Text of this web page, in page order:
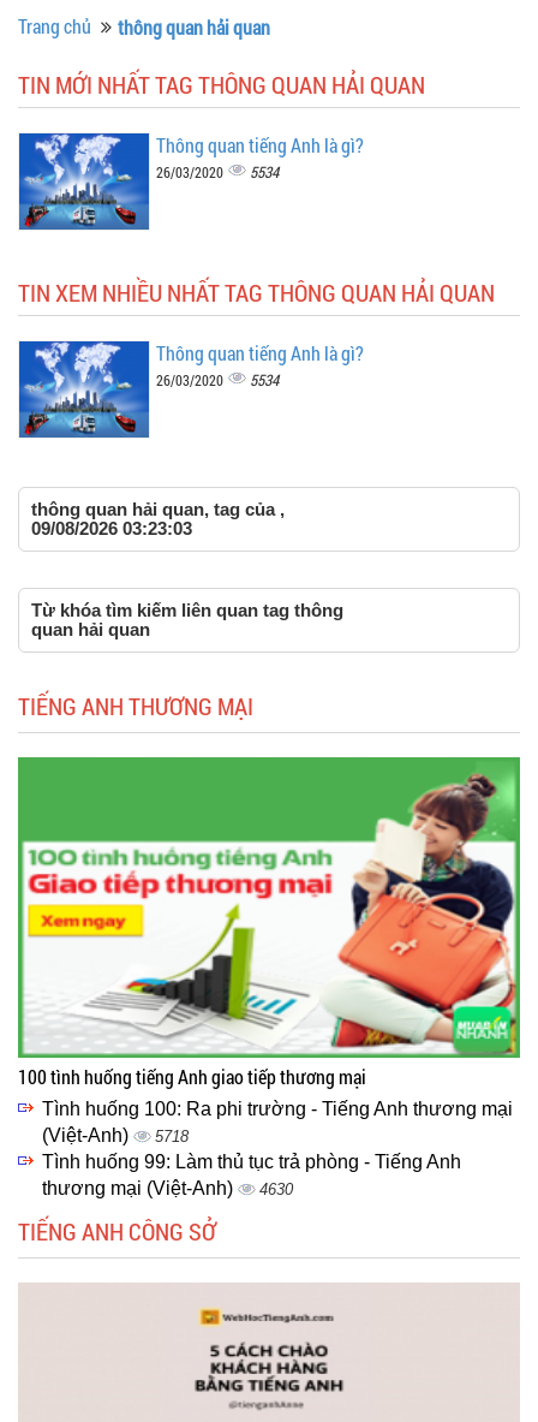
Trang chủ thông quan hải quan
TIN MỚI NHẤT TAG THÔNG QUAN HẢI QUAN
Thông quan tiếng Anh là gì?
26/03/2020 5534
TIN XEM NHIỀU NHẤT TAG THÔNG QUAN HẢI QUAN
Thông quan tiếng Anh là gì?
26/03/2020 5534
thông quan hải quan, tag của ,
09/08/2026 03:23:03
Từ khóa tìm kiếm liên quan tag thông
quan hải quan
TIẾNG ANH THƯƠNG MẠI
100 tình huống tiếng Anh giao tiếp thương mại
Tình huống 100: Ra phi trường - Tiếng Anh thương mại
(Việt-Anh)
5718
Tình huống 99: Làm thủ tục trả phòng - Tiếng Anh
thương mại (Việt-Anh)
4630
TIẾNG ANH CÔNG SỞ